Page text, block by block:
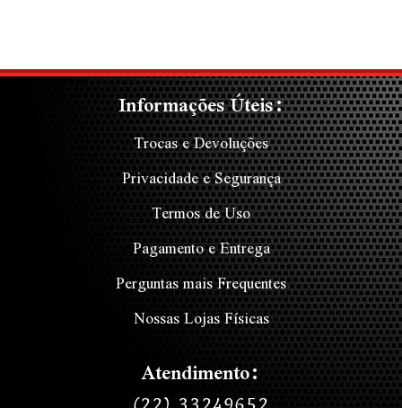
Informações Úteis:
Trocas e Devoluções
Privacidade e Segurança
Termos de Uso
Pagamento e Entrega
Perguntas mais Frequentes
Nossas Lojas Físicas
Atendimento:
(22) 33249652